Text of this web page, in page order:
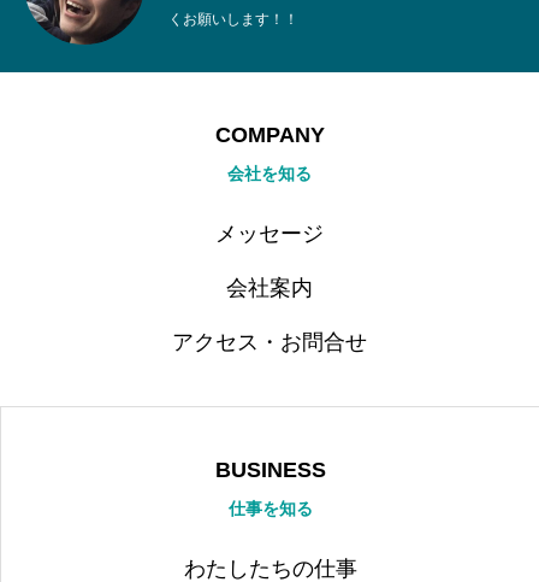
くお願いします！！
COMPANY
会社を知る
メッセージ
会社案内
アクセス・お問合せ
BUSINESS
仕事を知る
わたしたちの仕事